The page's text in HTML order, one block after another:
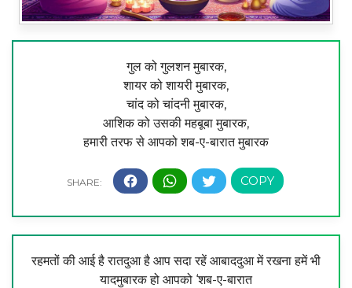
गुल को गुलशन मुबारक,
शायर को शायरी मुबारक,
चांद को चांदनी मुबारक,
आशिक को उसकी महबूबा मुबारक,
हमारी तरफ से आपको शब-ए-बारात मुबारक
रहमतों की आई है रातदुआ है आप सदा रहें आबाददुआ में रखना हमें भी
यादमुबारक हो आपको ‘शब-ए-बारात